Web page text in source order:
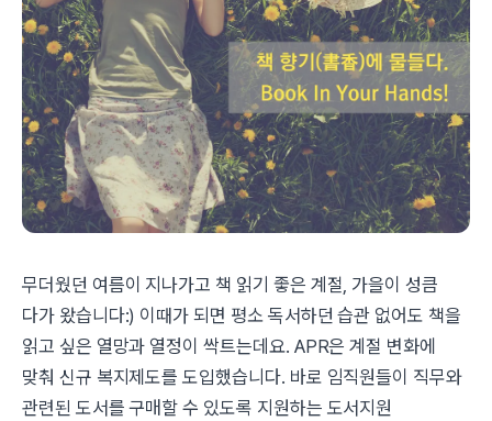
무더웠던 여름이 지나가고 책 읽기 좋은 계절, 가을이 성큼
다가 왔습니다:) 이때가 되면 평소 독서하던 습관 없어도 책을
읽고 싶은 열망과 열정이 싹트는데요. APR은 계절 변화에
맞춰 신규 복지제도를 도입했습니다. 바로 임직원들이 직무와
관련된 도서를 구매할 수 있도록 지원하는 도서지원